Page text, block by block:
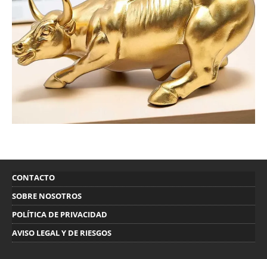
CONTACTO
SOBRE NOSOTROS
POLÍTICA DE PRIVACIDAD
AVISO LEGAL Y DE RIESGOS